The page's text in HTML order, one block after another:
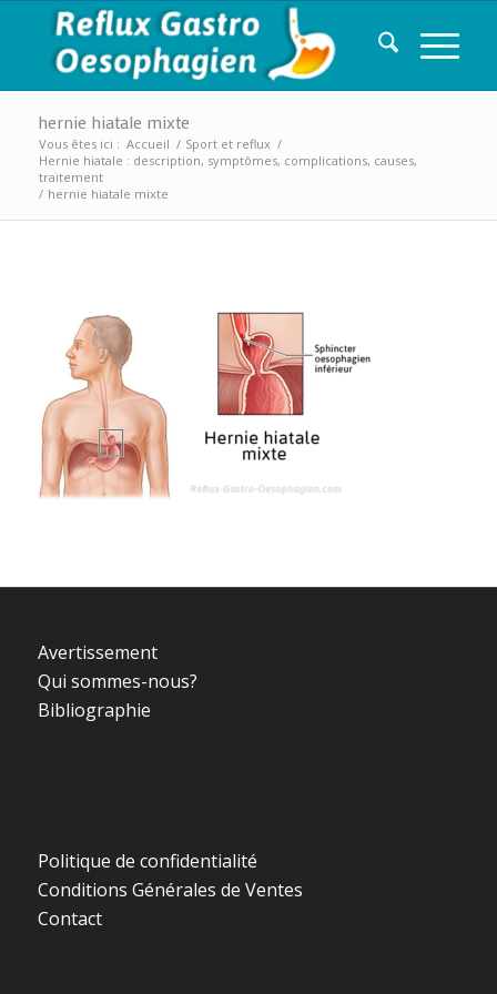
hernie hiatale mixte
Vous êtes ici : Accueil / Sport et reflux /
Hernie hiatale : description, symptômes, complications, causes,
traitement
/ hernie hiatale mixte
Avertissement
Qui sommes-nous?
Bibliographie
Politique de confidentialité
Conditions Générales de Ventes
Contact